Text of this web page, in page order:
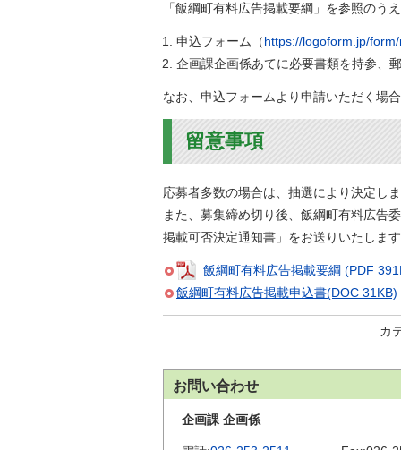
「飯綱町有料広告掲載要綱」を参照のう
申込フォーム（https://logoform.jp/
企画課企画係あてに必要書類を持参、
なお、申込フォームより申請いただく場
留意事項
応募者多数の場合は、抽選により決定し
また、募集締め切り後、飯綱町有料広告
掲載可否決定通知書」をお送りいたしま
飯綱町有料広告掲載要綱 (PDF
飯綱町有料広告掲載申込書(DOC 31KB)
カ
お問い合わせ
企画課 企画係